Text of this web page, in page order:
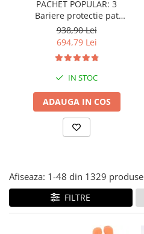
Covorase ortopedice senzoriale
Cuburi magnetice JollyHeap®
Rechizite scolare
Stikere decorative si covoare
Stickere decorative
Covorase de joaca
Carduri Cadou
Propuneri Cadou
PACHET POPULAR: 3
Bariere protectie pat
copii, SELECT, 160x200
cm
938,90 Lei
694,79 Lei
IN STOC
ADAUGA IN COS
Afiseaza: 1-48 din 1329 produse
FILTRE